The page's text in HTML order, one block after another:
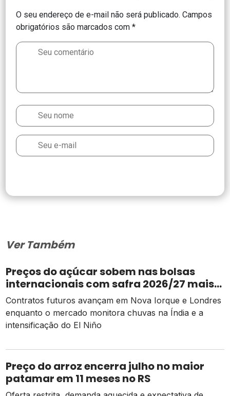
O seu endereço de e-mail não será publicado. Campos
obrigatórios são marcados com*
Ver Também
Preços do açúcar sobem nas bolsas
internacionais com safra 2026/27 mais
apertada
Contratos futuros avançam em Nova Iorque e Londres
enquanto o mercado monitora chuvas na Índia e a
intensificação do El Niño
Preço do arroz encerra julho no maior
patamar em 11 meses no RS